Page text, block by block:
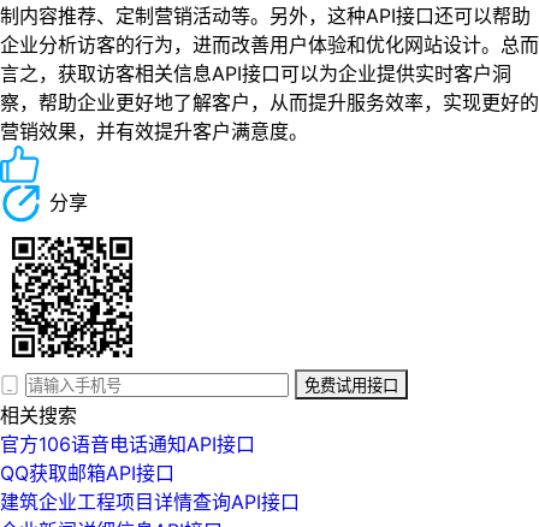
制内容推荐、定制营销活动等。另外，这种API接口还可以帮助
企业分析访客的行为，进而改善用户体验和优化网站设计。总而
言之，获取访客相关信息API接口可以为企业提供实时客户洞
察，帮助企业更好地了解客户，从而提升服务效率，实现更好的
营销效果，并有效提升客户满意度。
分享
免费试用接口
相关搜索
官方106语音电话通知API接口
QQ获取邮箱API接口
建筑企业工程项目详情查询API接口